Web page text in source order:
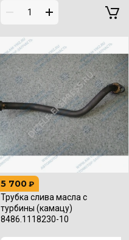
5 700 ₽
Трубка слива масла с
турбины (камацу)
8486.1118230-10